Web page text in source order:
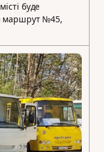
буде
маршрут №45,